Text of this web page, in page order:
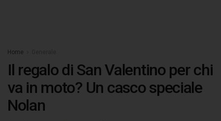
Home
Il regalo di San Valentino per chi
va in moto? Un casco speciale
Nolan